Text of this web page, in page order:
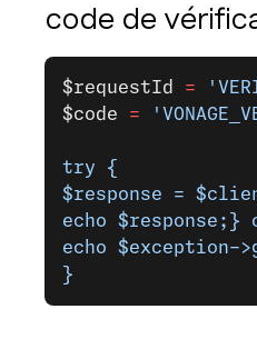
code de
$requestId =
$code =
try {
$response =
echo
echo $exception-
}